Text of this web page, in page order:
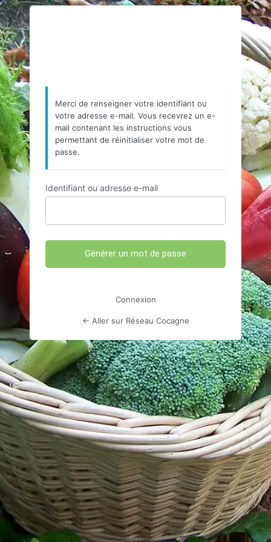
Mot
de
passe
oublié
https://
Merci de renseigner votre identifiant ou
votre adresse e-mail. Vous recevrez un e-
mail contenant les instructions vous
permettant de réinitialiser votre mot de
passe.
Identifiant ou adresse e-mail
Connexion
← Aller sur Réseau Cocagne